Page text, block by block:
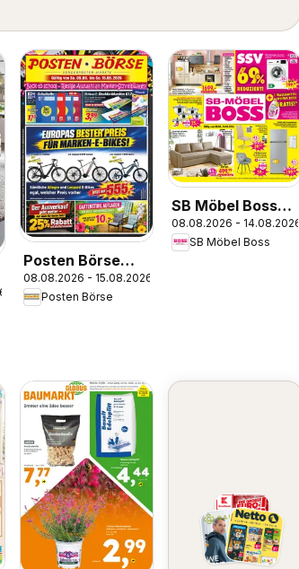
Posten Börse
Prospekt
08.08.2026 - 15.08.2026
Posten Börse
SB Möbel Boss
Prospekt
08.08.2026 - 14.08.2026
SB Möbel Boss